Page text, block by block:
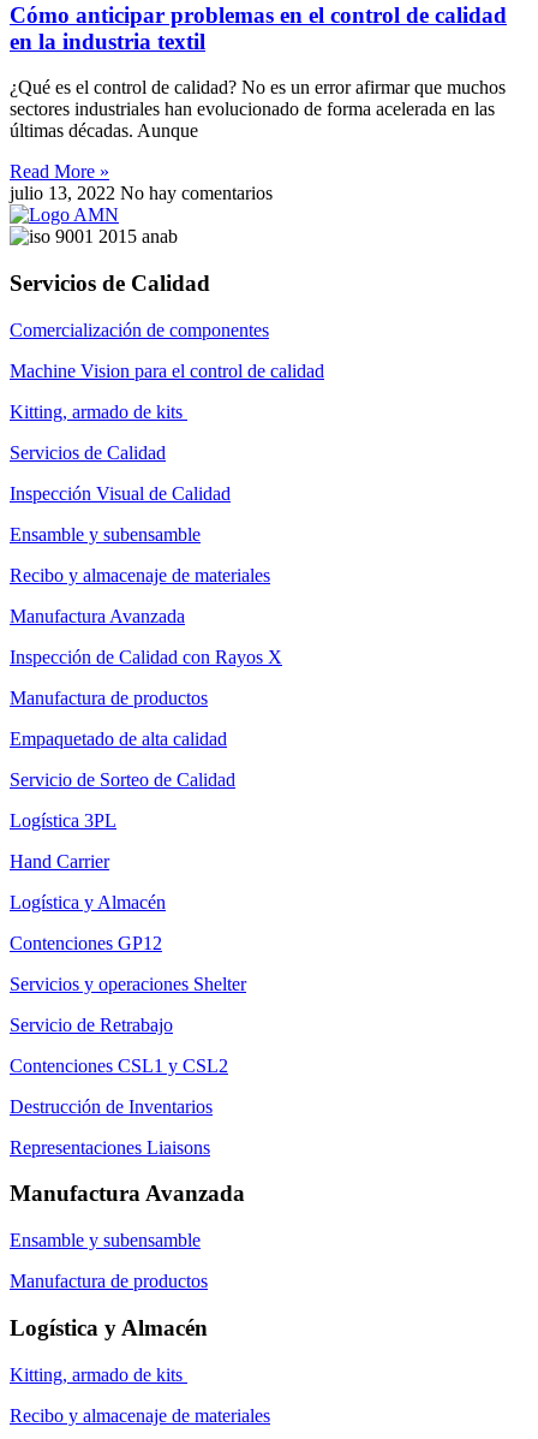
Cómo anticipar problemas en el control de calidad
en la industria textil
¿Qué es el control de calidad? No es un error afirmar que muchos
sectores industriales han evolucionado de forma acelerada en las
últimas décadas. Aunque
Read More »
julio 13, 2022 No hay comentarios
Servicios de Calidad
Comercialización de componentes
Machine Vision para el control de calidad
Kitting, armado de kits
Servicios de Calidad
Inspección Visual de Calidad
Ensamble y subensamble
Recibo y almacenaje de materiales
Manufactura Avanzada
Inspección de Calidad con Rayos X
Manufactura de productos
Empaquetado de alta calidad
Servicio de Sorteo de Calidad
Logística 3PL
Hand Carrier
Logística y Almacén
Contenciones GP12
Servicios y operaciones Shelter
Servicio de Retrabajo
Contenciones CSL1 y CSL2
Destrucción de Inventarios
Representaciones Liaisons
Manufactura Avanzada
Ensamble y subensamble
Manufactura de productos
Logística y Almacén
Kitting, armado de kits
Recibo y almacenaje de materiales